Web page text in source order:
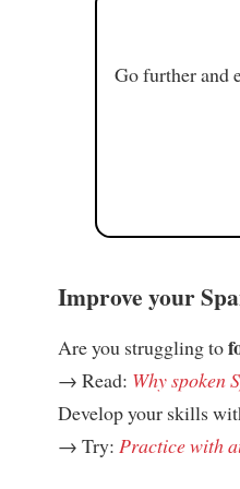
Go further and
Improve your
Are you struggling to
→ Read: Why spoken
Develop your skills
→ Try: Practice with